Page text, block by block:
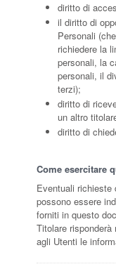
diritto di
il diritto di
Personali
richiedere la
personali, la
personali, il
terzi);
diritto di
un altro
diritto di
Come esercitare
Eventuali richieste
possono essere
forniti in questo
Titolare
agli Utenti le